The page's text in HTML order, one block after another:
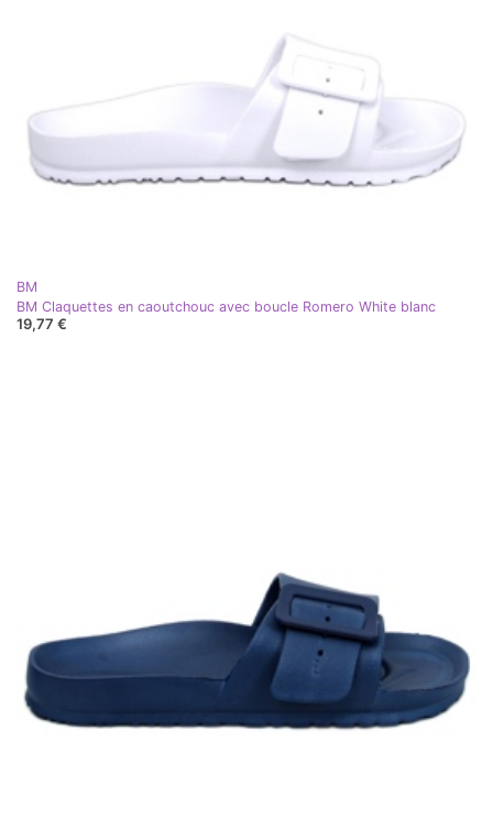
BM
BM Claquettes en caoutchouc avec boucle Romero White blanc
19,77 €